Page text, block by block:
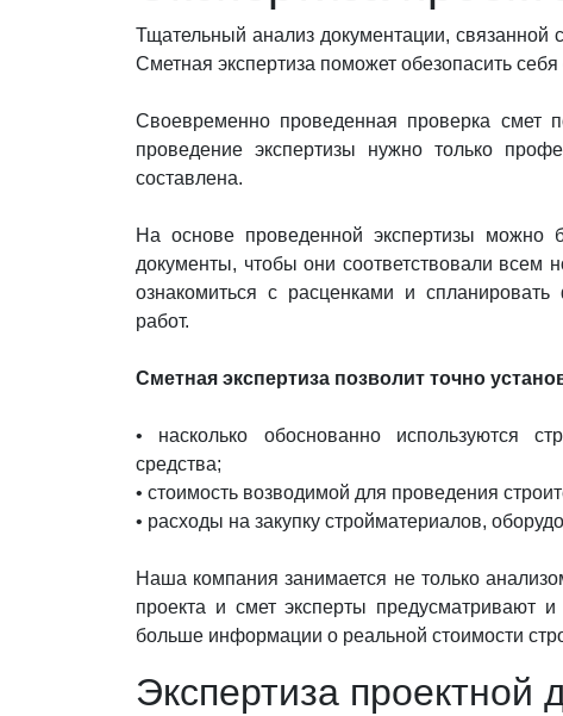
Тщательный анализ документации, связанной
Сметная экспертиза поможет обезопасить
Своевременно проведенная проверка смет
проведение экспертизы нужно только
составлена.
На основе проведенной экспертизы можно
документы, чтобы они соответствовали
ознакомиться с расценками и
работ.
Сметная экспертиза позволит точно
• насколько обоснованно используются
средства;
• стоимость возводимой для проведения
• расходы на закупку стройматериалов,
Наша компания занимается не только
проекта и смет эксперты предусматривают
больше информации о реальной стоимости
Экспертиза проектной